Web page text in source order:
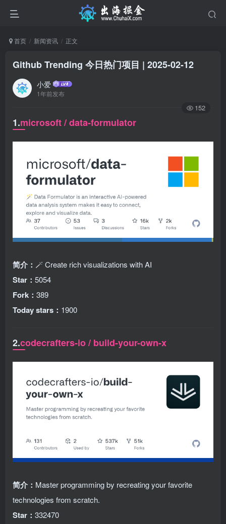
首页 新闻资讯 正文
Github Trending 今日热门项目 | 2025-02-12
小爱
1年前发布
152
1.microsoft / data-formulator
简介： 🪄 Create rich visualizations with AI
Star： 5054
Fork： 389
Today stars： 1900
2.codecrafters-io / build-your-own-x
简介： Master programming by recreating your favorite
technologies from scratch.
Star： 332470